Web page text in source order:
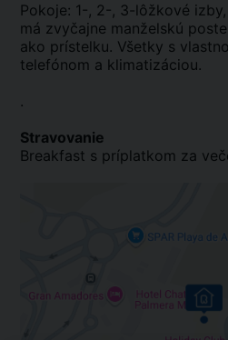
Pokoje: 1-, 2-, 3-lôžkové
má zvyčajne manželskú
ako prístelku. Všetky s
telefónom a klimatizáciou.
.
Stravovanie
Breakfast s príplatkom za